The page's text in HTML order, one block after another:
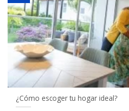
¿Cómo escoger tu hogar ideal?